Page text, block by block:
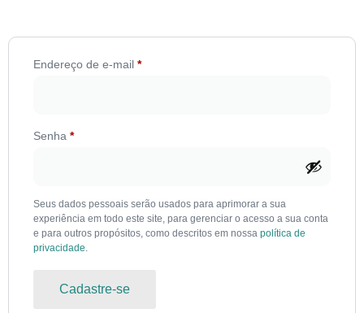
Endereço de e-mail *
Senha *
Seus dados pessoais serão usados para aprimorar a sua
experiência em todo este site, para gerenciar o acesso a sua conta
e para outros propósitos, como descritos em nossa política de
privacidade.
Cadastre-se